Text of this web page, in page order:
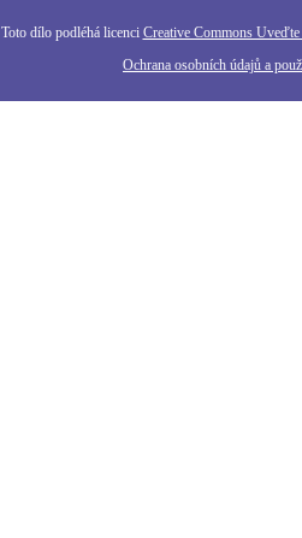
Toto dílo podléhá licenci Creative Commons
Ochrana osobních údajů a